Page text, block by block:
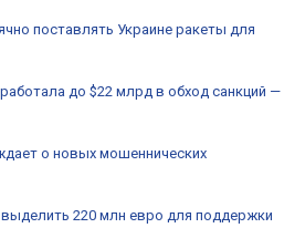
поставлять Украине ракеты для
до $22 млрд в обход санкций —
о новых мошеннических
выделить 220 млн евро для поддержки